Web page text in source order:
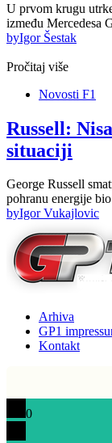
U prvom krugu
između Mercedesa
byIgor Šestak
Pročitaj više
Novosti F1
Russell:
situaciji
George Russell
pohranu energije
byIgor Vukajlovic
Arhiva
GP1
Kontakt
0